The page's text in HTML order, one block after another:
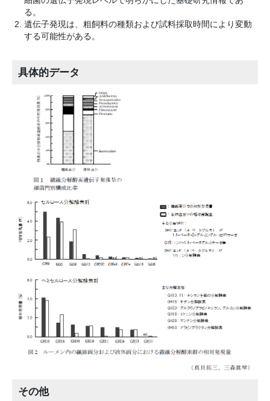
る。
遺伝子発現は、粗飼料の種類および試料採取時間により変動
する可能性がある。
具体的データ
その他